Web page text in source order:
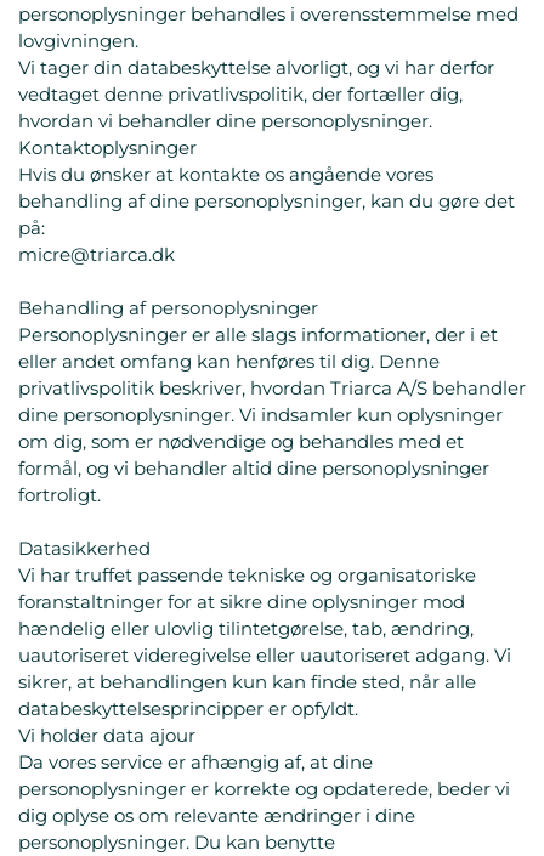
personoplysninger behandles i overensstemmelse med
lovgivningen.
Vi tager din databeskyttelse alvorligt, og vi har derfor
vedtaget denne privatlivspolitik, der fortæller dig,
hvordan vi behandler dine personoplysninger.
Kontaktoplysninger
Hvis du ønsker at kontakte os angående vores
behandling af dine personoplysninger, kan du gøre det
på:
micre@triarca.dk
Behandling af personoplysninger
Personoplysninger er alle slags informationer, der i et
eller andet omfang kan henføres til dig. Denne
privatlivspolitik beskriver, hvordan Triarca A/S behandler
dine personoplysninger. Vi indsamler kun oplysninger
om dig, som er nødvendige og behandles med et
formål, og vi behandler altid dine personoplysninger
fortroligt.
Datasikkerhed
Vi har truffet passende tekniske og organisatoriske
foranstaltninger for at sikre dine oplysninger mod
hændelig eller ulovlig tilintetgørelse, tab, ændring,
uautoriseret videregivelse eller uautoriseret adgang. Vi
sikrer, at behandlingen kun kan finde sted, når alle
databeskyttelsesprincipper er opfyldt.
Vi holder data ajour
Da vores service er afhængig af, at dine
personoplysninger er korrekte og opdaterede, beder vi
dig oplyse os om relevante ændringer i dine
personoplysninger. Du kan benytte